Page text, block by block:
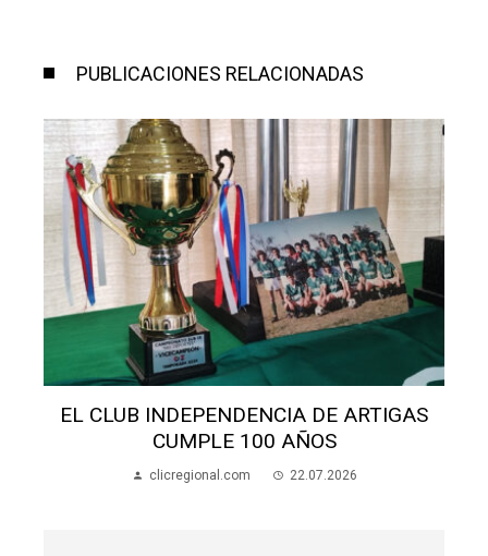
PUBLICACIONES RELACIONADAS
EL CLUB INDEPENDENCIA DE ARTIGAS
CUMPLE 100 AÑOS
clicregional.com 22.07.2026